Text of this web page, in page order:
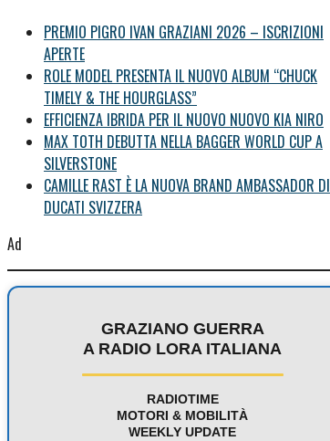
PREMIO PIGRO IVAN GRAZIANI 2026 – ISCRIZIONI
APERTE
ROLE MODEL PRESENTA IL NUOVO ALBUM “CHUCK
TIMELY & THE HOURGLASS”
EFFICIENZA IBRIDA PER IL NUOVO NUOVO KIA NIRO
MAX TOTH DEBUTTA NELLA BAGGER WORLD CUP A
SILVERSTONE
CAMILLE RAST È LA NUOVA BRAND AMBASSADOR DI
DUCATI SVIZZERA
Ad
GRAZIANO GUERRA
A RADIO LORA ITALIANA
RADIOTIME
MOTORI & MOBILITÀ
WEEKLY UPDATE